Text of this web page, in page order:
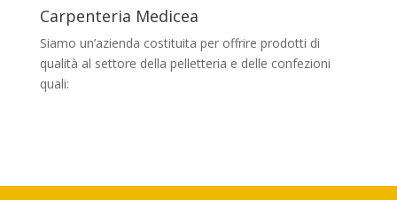
Carpenteria Medicea
Siamo un’azienda costituita per offrire prodotti di
qualità al settore della pelletteria e delle confezioni
quali: